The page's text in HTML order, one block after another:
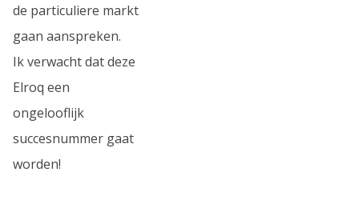
de particuliere markt
gaan aanspreken.
Ik verwacht dat deze
Elroq een
ongelooflijk
succesnummer gaat
worden!